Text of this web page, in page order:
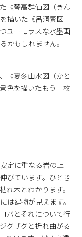
《琴高群仙図（きん
描いた《呂洞賓図
ユーモラスな水墨画
かもしれません。
《夏冬山水図（かと
色を描いたもう一枚
定に重なる岩の上
びています。ひとき
れ木とわかります。
は建物が見えます。
バとそれについて行
グザグと折れ曲がる